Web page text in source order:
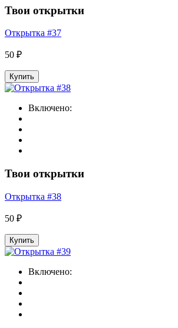
Твои открытки
Открытка #37
50 ₽
Купить
Включено:
Твои открытки
Открытка #38
50 ₽
Купить
Включено: